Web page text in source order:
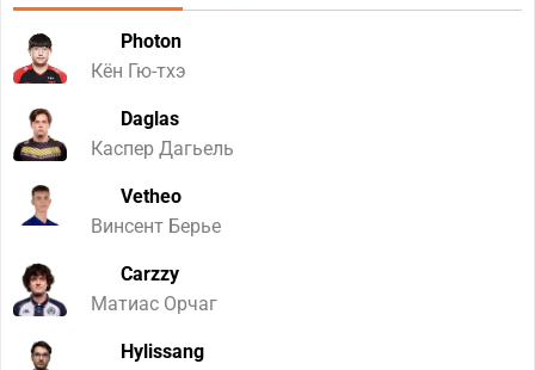
Photon
Кён Гю-тхэ
Daglas
Каспер Дагьель
Vetheo
Винсент Берье
Carzzy
Матиас Орчаг
Hylissang